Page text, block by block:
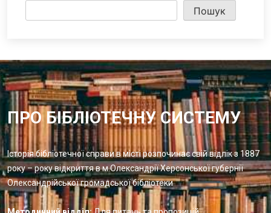
Пошук
ПРО БІБЛІОТЕЧНУ СИСТЕМУ
Історія бібліотечної справи в місті розпочинає свій відлік з 1887
року – року відкриття в м.Олександрії Херсонської губернії
Олександрійської громадської бібліотеки